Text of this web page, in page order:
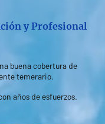
y Profesional
buena cobertura de
temerario.
años de esfuerzos.